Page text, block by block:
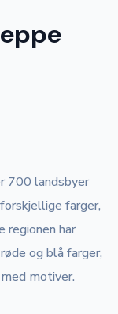
700 landsbyer
farger,
regionen har
og blå farger,
motiver.